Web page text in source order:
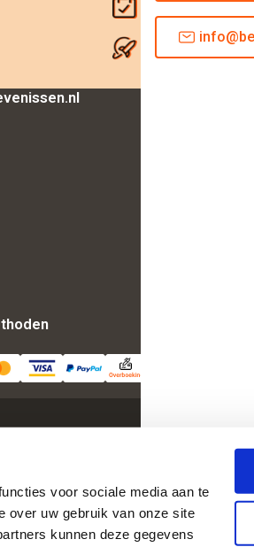
voor sociale media aan te
over uw gebruik van onze site
kunnen deze gegevens
Direct geleverd